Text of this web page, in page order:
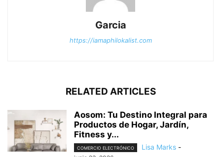
Garcia
https://iamaphilokalist.com
RELATED ARTICLES
Aosom: Tu Destino Integral para
Productos de Hogar, Jardín,
Fitness y...
COMERCIO ELECTRÓNICO Lisa Marks -